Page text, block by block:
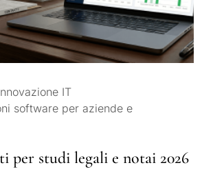
IT
software per aziende e
per studi legali e notai 2026